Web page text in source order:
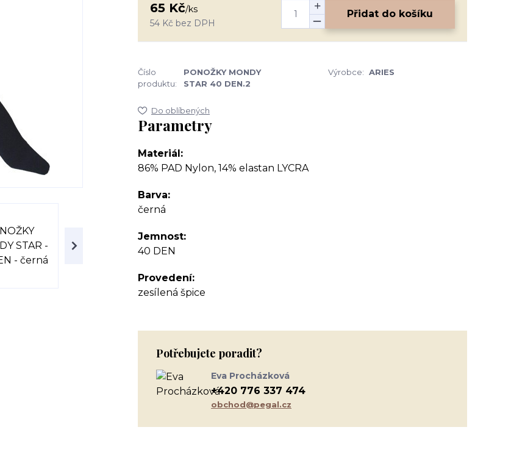
65 Kč/ks
54 Kč bez DPH
Přidat do košíku
Číslo
produktu:
PONOŽKY MONDY
STAR 40 DEN.2
Výrobce: ARIES
Do oblíbených
Parametry
Materiál
86% PAD Nylon, 14% elastan LYCRA
Barva
černá
Jemnost
40 DEN
Provedení
zesílená špice
Potřebujete poradit?
Eva Procházková
+420 776 337 474
obchod@pegal.cz